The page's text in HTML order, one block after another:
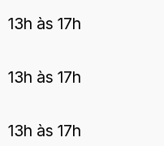
13h às 17h
13h às 17h
13h às 17h